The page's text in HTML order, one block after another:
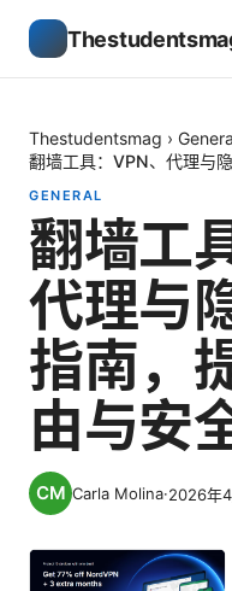
Thestudentsmag ›
翻墙工具：VPN、代理与
GENERAL
翻墙工
代理与
指南，
由与安
Carla Molina·2026年